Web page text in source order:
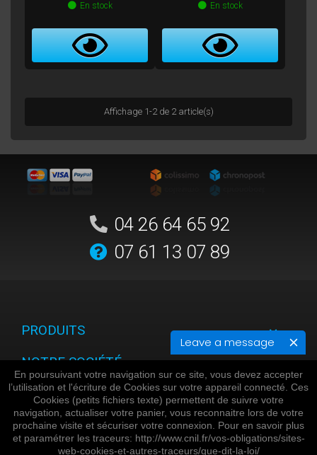
Leave a message
En stock En stock
Affichage 1-2 de 2 article(s)
04 26 64 65 92
07 61 13 07 89
PRODUITS
NOTRE SOCIÉTÉ
VOTRE COMPTE
INFORMATIONS
En poursuivant votre navigation sur ce site, vous devez accepter
l’utilisation et l'écriture de Cookies sur votre appareil connecté. Ces
Cookies (petits fichiers texte) permettent de suivre votre
navigation, actualiser votre panier, vous reconnaitre lors de votre
prochaine visite et sécuriser votre connexion. Pour en savoir plus
et paramétrer les traceurs: http://www.cnil.fr/vos-obligations/sites-
web-cookies-et-autres-traceurs/que-dit-la-loi/